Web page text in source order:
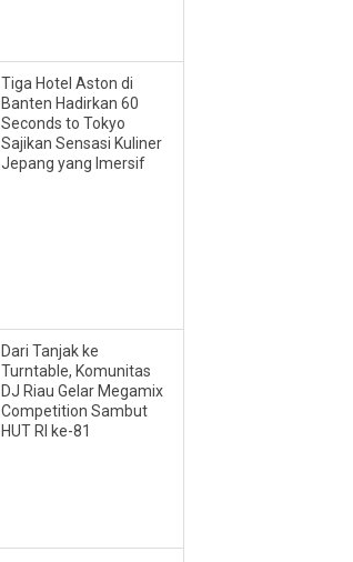
Tiga Hotel Aston di
Banten Hadirkan 60
Seconds to Tokyo
Sajikan Sensasi Kuliner
Jepang yang Imersif
Dari Tanjak ke
Turntable, Komunitas
DJ Riau Gelar Megamix
Competition Sambut
HUT RI ke-81